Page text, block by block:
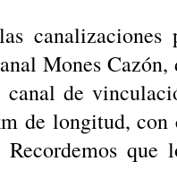
canalizaciones
Mones
canal de
de longitud, con
que